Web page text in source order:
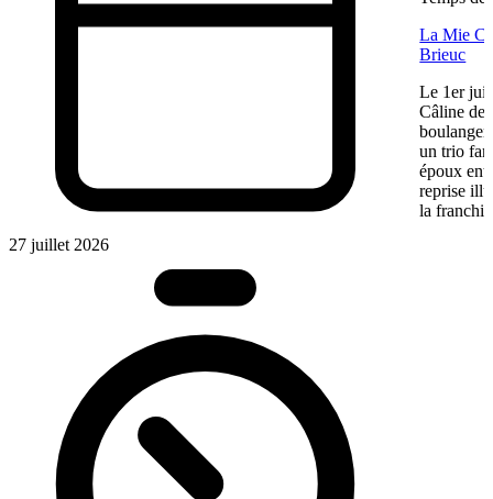
27 juillet 2026
La Mie
Brieuc
Le 1er
Câline de
un trio
époux
reprise
la